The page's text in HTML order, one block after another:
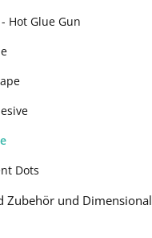
Hot Glue Gun
Dots
Zubehör und Dimensional